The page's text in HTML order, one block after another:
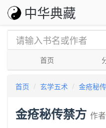
中华典藏
首页
首页 玄学五术 金疮秘
金疮秘传禁方 作